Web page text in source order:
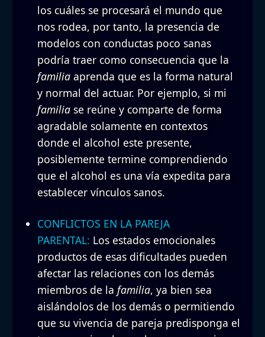
los cuáles se procesará el mundo que
nos rodea, por tanto, la presencia de
modelos con conductas poco sanas
podría traer como consecuencia que la
familia aprenda que es la forma natural
y normal del actuar. Por ejemplo, si mi
familia se reúne y comparte de forma
agradable solamente en contextos
donde el alcohol este presente,
posiblemente termine comprendiendo
que el alcohol es una vía expedita para
establecer vínculos sanos.
CONFLICTOS EN LA PAREJA
PARENTAL: Los estados emocionales
productos de esas dificultades pueden
afectar las relaciones con los demás
miembros de la familia, ya bien sea
aislándolos de los demás o permitiendo
que su vivencia de pareja predisponga el